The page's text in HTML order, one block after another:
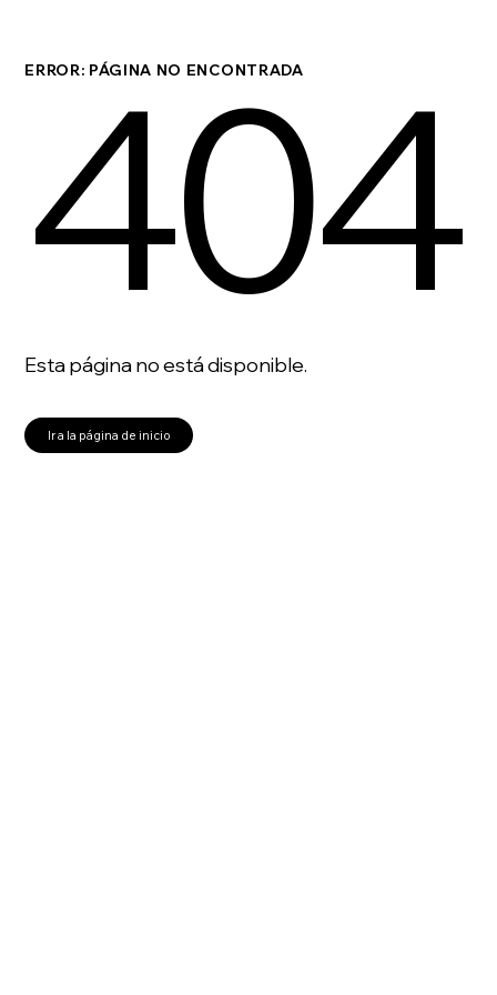
ERROR: PÁGINA NO ENCONTRADA
404
Esta página no está disponible.
Ir a la página de inicio